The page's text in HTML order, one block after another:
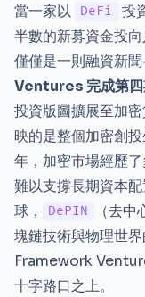
當一家以 DeFi
投
半數的新募資金投
僅僅是一則融資新
Ventures 完成第四
投資版圖擴展至加
映的是整個加密創
年，加密市場經歷
難以支撐長期資本
球，
DePIN
（去
塊鏈技術與物理世界
Framework
十字路口之上。